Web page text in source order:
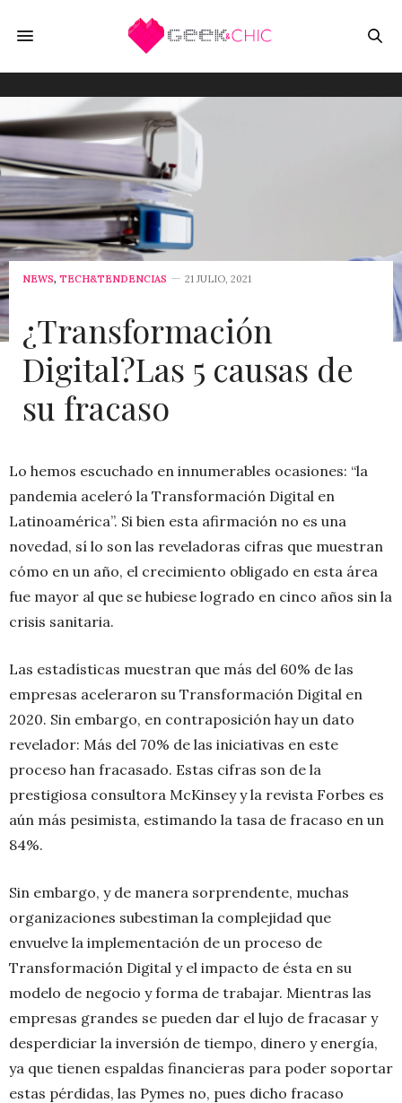
NEWS, TECH&TENDENCIAS 21 JULIO, 2021
¿Transformación
Digital?Las 5 causas de
su fracaso
Lo hemos escuchado en innumerables ocasiones: “la
pandemia aceleró la Transformación Digital en
Latinoamérica”. Si bien esta afirmación no es una
novedad, sí lo son las reveladoras cifras que muestran
cómo en un año, el crecimiento obligado en esta área
fue mayor al que se hubiese logrado en cinco años sin la
crisis sanitaria.
Las estadísticas muestran que más del 60% de las
empresas aceleraron su Transformación Digital en
2020. Sin embargo, en contraposición hay un dato
revelador: Más del 70% de las iniciativas en este
proceso han fracasado. Estas cifras son de la
prestigiosa consultora McKinsey y la revista Forbes es
aún más pesimista, estimando la tasa de fracaso en un
84%.
Sin embargo, y de manera sorprendente, muchas
organizaciones subestiman la complejidad que
envuelve la implementación de un proceso de
Transformación Digital y el impacto de ésta en su
modelo de negocio y forma de trabajar. Mientras las
empresas grandes se pueden dar el lujo de fracasar y
desperdiciar la inversión de tiempo, dinero y energía,
ya que tienen espaldas financieras para poder soportar
estas pérdidas, las Pymes no, pues dicho fracaso